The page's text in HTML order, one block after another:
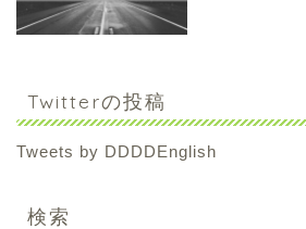
Twitterの投稿
Tweets by DDDDEnglish
検索